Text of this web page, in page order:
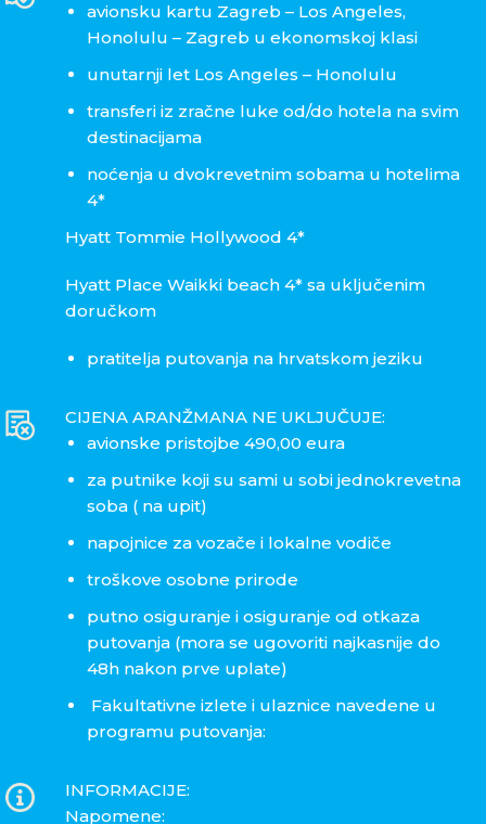
avionsku kartu Zagreb – Los Angeles,
Honolulu – Zagreb u ekonomskoj klasi
unutarnji let Los Angeles – Honolulu
transferi iz zračne luke od/do hotela na svim
destinacijama
noćenja u dvokrevetnim sobama u hotelima
4*
Hyatt Tommie Hollywood 4*
Hyatt Place Waikki beach 4* sa uključenim
doručkom
pratitelja putovanja na hrvatskom jeziku
CIJENA ARANŽMANA NE UKLJUČUJE:
avionske pristojbe 490,00 eura
za putnike koji su sami u sobi jednokrevetna
soba ( na upit)
napojnice za vozače i lokalne vodiče
troškove osobne prirode
putno osiguranje i osiguranje od otkaza
putovanja (mora se ugovoriti najkasnije do
48h nakon prve uplate)
Fakultativne izlete i ulaznice navedene u
programu putovanja:
INFORMACIJE:
Napomene: